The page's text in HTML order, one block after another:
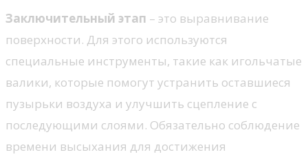
Заключительный этап – это выравнивание
поверхности. Для этого используются
специальные инструменты, такие как игольчатые
валики, которые помогут устранить оставшиеся
пузырьки воздуха и улучшить сцепление с
последующими слоями. Обязательно соблюдение
времени высыхания для достижения